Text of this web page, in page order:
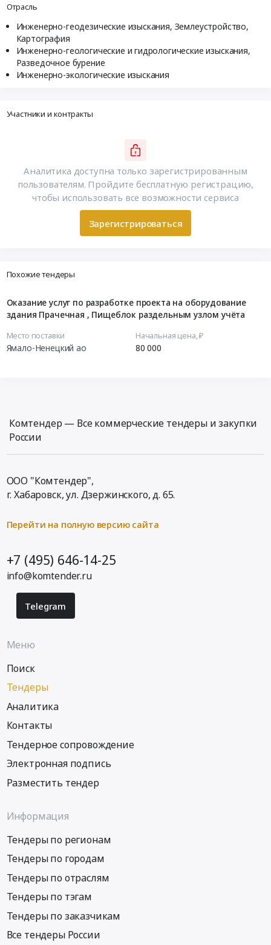
Отрасль
Инженерно-геодезические изыскания, Землеустройство,
Картография
Инженерно-геологические и гидрологические изыскания,
Разведочное бурение
Инженерно-экологические изыскания
Участники и контракты
Аналитика доступна только зарегистрированным
пользователям. Пройдите бесплатную регистрацию,
чтобы использовать все возможности сервиса
Зарегистрироваться
Похожие тендеры
Оказание услуг по разработке проекта на оборудование
здания Прачечная , Пищеблок раздельным узлом учёта
Место поставки
Ямало-Ненецкий ао
Начальная цена, ₽
80 000
Комтендер — Все коммерческие тендеры и закупки
России
ООО "Комтендер",
г. Хабаровск,ул. Дзержинского, д. 65.
Перейти на полную версию сайта
+7 (495) 646-14-25
info@komtender.ru
Telegram
Меню
Поиск
Тендеры
Аналитика
Контакты
Тендерное сопровождение
Электронная подпись
Разместить тендер
Информация
Тендеры по регионам
Тендеры по городам
Тендеры по отраслям
Тендеры по тэгам
Тендеры по заказчикам
Все тендеры России